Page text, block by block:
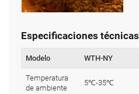
Especificaciones técnicas
Modelo WTH-NY
Temperatura
de ambiente
5℃-35℃